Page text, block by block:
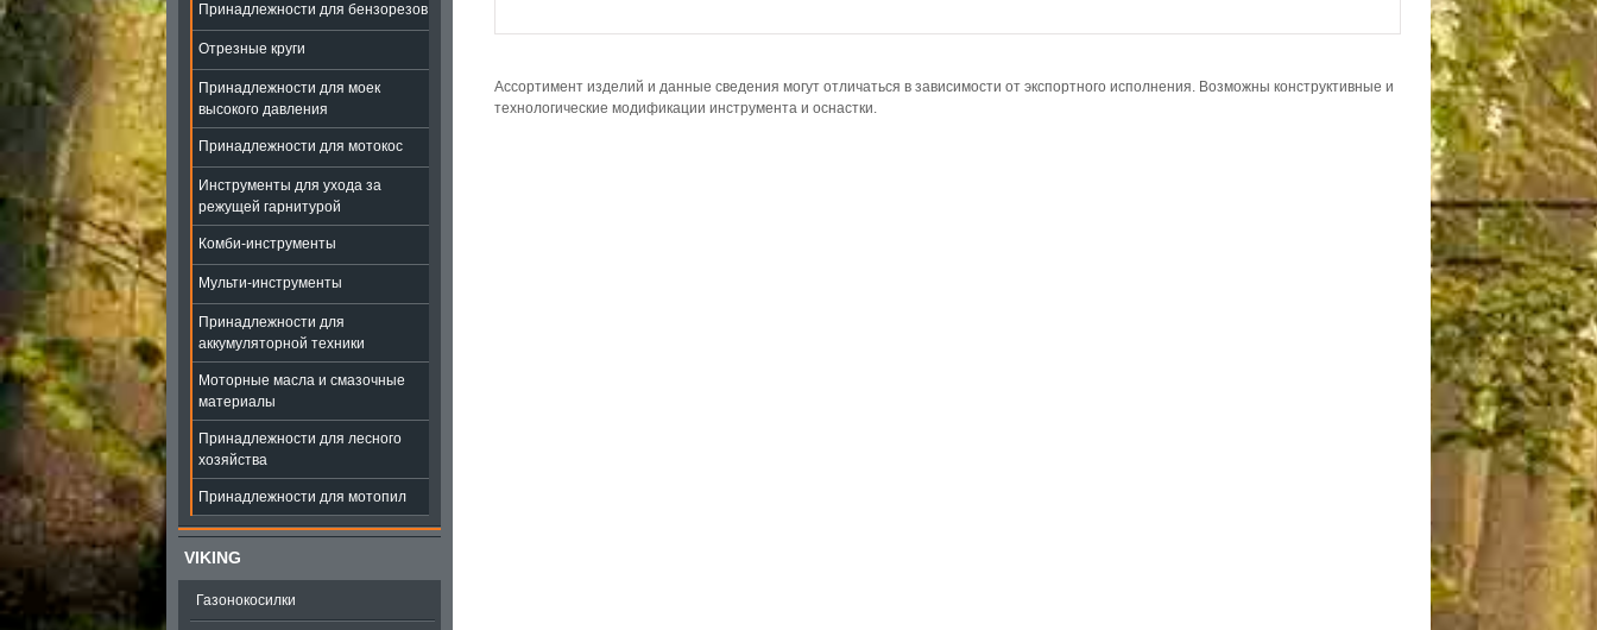
Принадлежности для бензорезов
Отрезные круги
Принадлежности для моек
высокого давления
Принадлежности для мотокос
Инструменты для ухода за
режущей гарнитурой
Комби-инструменты
Мульти-инструменты
Принадлежности для
аккумуляторной техники
Моторные масла и смазочные
материалы
Принадлежности для лесного
хозяйства
Принадлежности для мотопил
VIKING
Газонокосилки
Ассортимент изделий и данные сведения могут отличаться в зависимости от экспортного исполнения. Возможны конструктивные и
технологические модификации инструмента и оснастки.